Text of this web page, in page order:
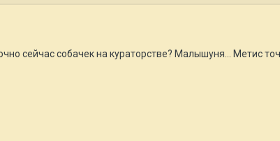
сейчас собачек на кураторстве? Малышуня... Метис